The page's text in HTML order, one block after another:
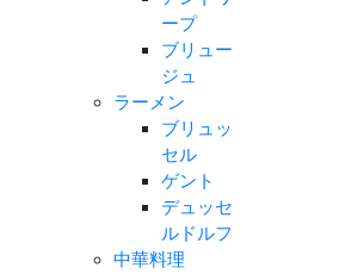
ープ
ブリュー
ジュ
ラーメン
ブリュッ
セル
ゲント
デュッセ
ルドルフ
中華料理